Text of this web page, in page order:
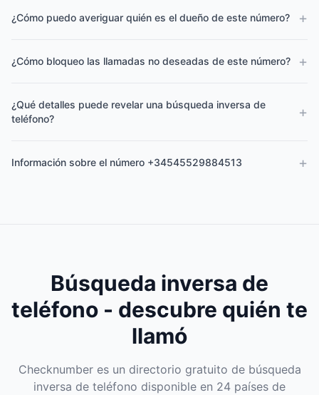
¿Cómo puedo averiguar quién es el dueño de este número? +
¿Cómo bloqueo las llamadas no deseadas de este número? +
¿Qué detalles puede revelar una búsqueda inversa de
teléfono?
+
Información sobre el número +34545529884513 +
Búsqueda inversa de
teléfono - descubre quién te
llamó
Checknumber es un directorio gratuito de búsqueda
inversa de teléfono disponible en 24 países de